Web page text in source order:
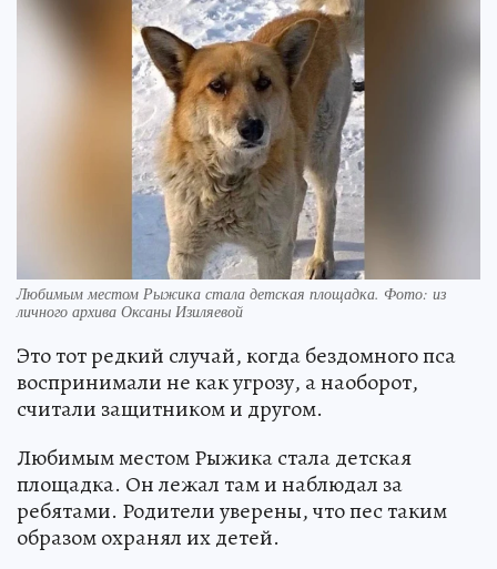
Любимым местом Рыжика стала детская площадка. Фото: из
личного архива Оксаны Изиляевой
Это тот редкий случай, когда бездомного пса
воспринимали не как угрозу, а наоборот,
считали защитником и другом.
Любимым местом Рыжика стала детская
площадка. Он лежал там и наблюдал за
ребятами. Родители уверены, что пес таким
образом охранял их детей.